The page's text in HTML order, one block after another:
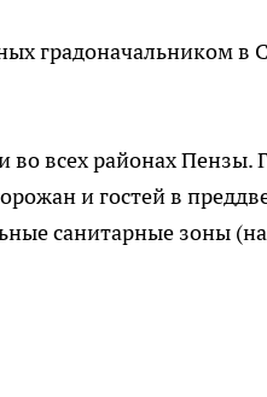
градоначальником в
всех районах Пензы.
и гостей в
санитарные зоны